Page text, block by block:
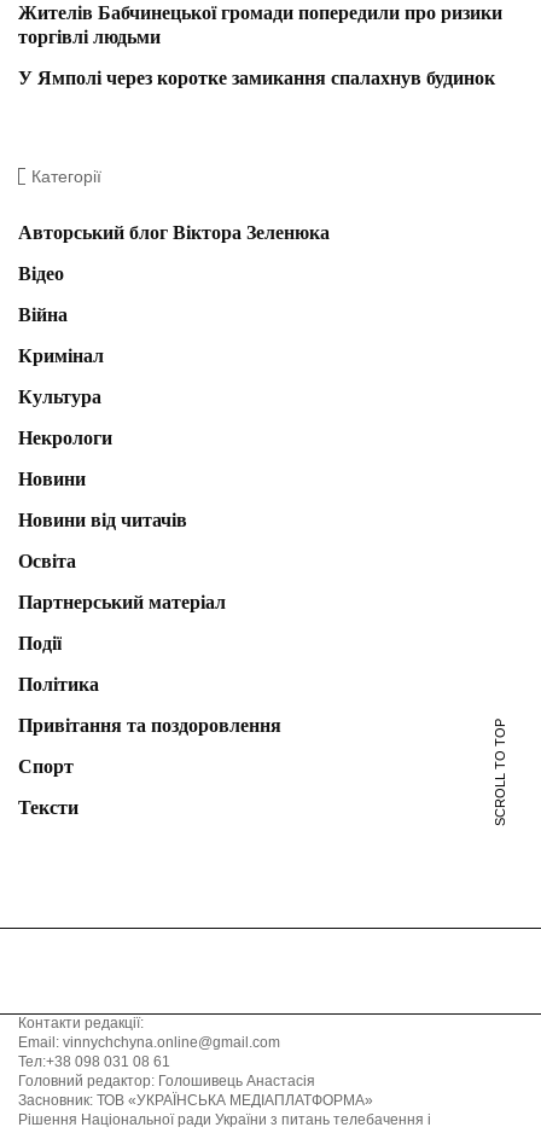
Жителів Бабчинецької громади попередили про ризики
торгівлі людьми
У Ямполі через коротке замикання спалахнув будинок
Категорії
Авторський блог Віктора Зеленюка
Відео
Війна
Кримінал
Культура
Некрологи
Новини
Новини від читачів
Освіта
Партнерський матеріал
Події
Політика
Привітання та поздоровлення
Спорт
Тексти
SCROLL TO TOP
Контакти редакції:
Email: vinnychchyna.online@gmail.com
Тел:+38 098 031 08 61
Головний редактор: Голошивець Анастасія
Засновник: ТОВ «УКРАЇНСЬКА МЕДІАПЛАТФОРМА»
Рішення Національної ради України з питань телебачення і